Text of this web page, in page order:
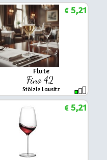
Flute
Fino 42
Stölzle Lausitz
€5,21
€5,21